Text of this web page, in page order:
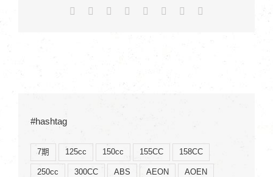
Facebook Reddit LinkedIn
TumblrPinterest
#hashtag
7期 125cc 150cc 155CC 158CC
250cc 300CC ABS AEON AOEN